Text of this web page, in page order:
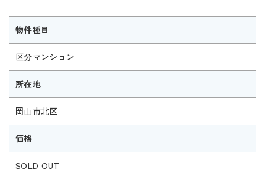
物件種目
区分マンション
所在地
岡山市北区
価格
SOLD OUT